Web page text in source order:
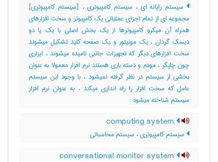
سیستم رایانه ای ، سیستم کامپیوتری ، [سیستم کامپیوتری]
مجموعه ای از تمام اجزای عملیاتی یک کامپیوتر و سخت افزارهای
همراه آن میکرو کامپیوترها از یک بخش اصلی با یک یا دو
دیسک گردان ، یک مونیتور و یک صفحه کلید تشکیل میشوند
سخت افزارهای دیگر که تجهیزات جانبی نامیده میشوند ، ابزاری
چون چاپگر ، مودم و دسته بازی هستند نرم افزار معمولا به عنوان
بخشی از سیستم در نظر گرفته نمیشود ، با وجود این سیستم
عامل که سخت افزار را راه اندازی میکند ، به عنوان نرم افزار
سیستم شناخته میشود
سیستم کامپیوتری ، سیستم محاسباتی